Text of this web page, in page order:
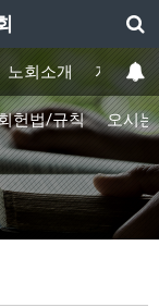
노회소개 자료실
헌법/규칙 오시는